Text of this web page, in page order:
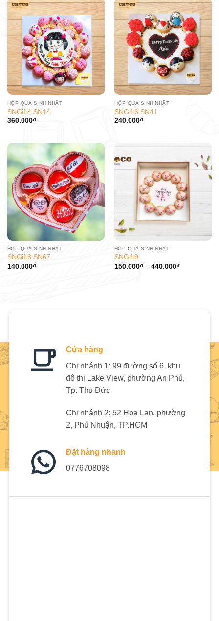
HỘP QUÀ SINH NHẬT
SNGift4 SN14
360.000₫
HỘP QUÀ SINH NHẬT
SNGift6 SN41
240.000₫
HỘP QUÀ SINH NHẬT
SNGift8 SN67
140.000₫
HỘP QUÀ SINH NHẬT
SNGift9
150.000₫– 440.000₫
Cửa hàng
Chi nhánh 1: 99 đường số 6, khu
đô thị Lake View, phường An Phú,
Tp. Thủ Đức
Chi nhánh 2: 52 Hoa Lan, phường
2, Phú Nhuận, TP.HCM
Đặt hàng nhanh
0776708098